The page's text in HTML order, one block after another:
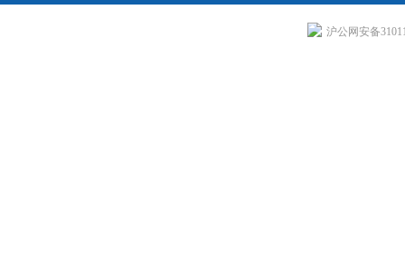
沪公网安备